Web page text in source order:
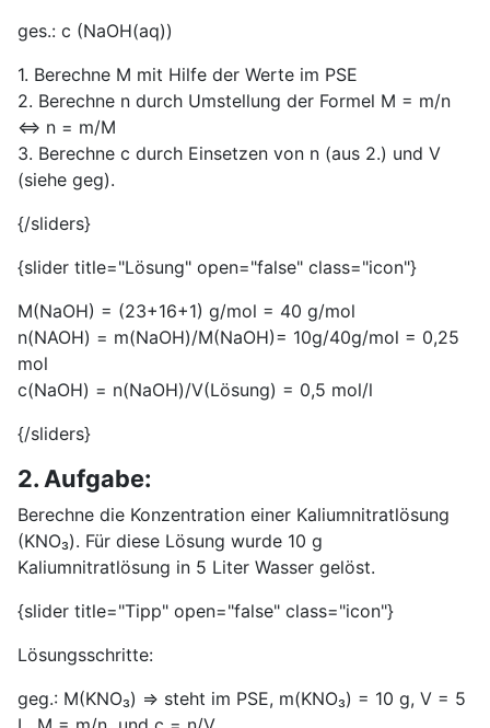
ges.: c (NaOH(aq))
1. Berechne M mit Hilfe der Werte im PSE
2. Berechne n durch Umstellung der Formel M = m/n
<=> n = m/M
3. Berechne c durch Einsetzen von n (aus 2.) und V
(siehe geg).
{/sliders}
{slider title="Lösung" open="false" class="icon"}
M(NaOH) = (23+16+1) g/mol = 40 g/mol
n(NAOH) = m(NaOH)/M(NaOH)= 10g/40g/mol = 0,25
mol
c(NaOH) = n(NaOH)/V(Lösung) = 0,5 mol/l
{/sliders}
2. Aufgabe:
Berechne die Konzentration einer Kaliumnitratlösung
(KNO₃). Für diese Lösung wurde 10 g
Kaliumnitratlösung in 5 Liter Wasser gelöst.
{slider title="Tipp" open="false" class="icon"}
Lösungsschritte:
geg.: M(KNO₃) ⇒ steht im PSE, m(KNO₃) = 10 g, V = 5